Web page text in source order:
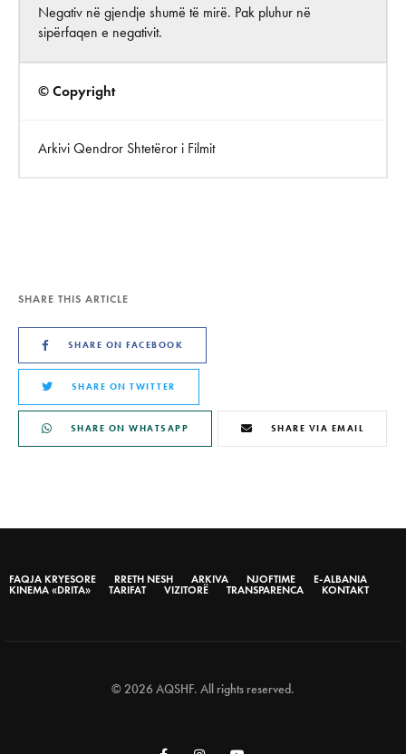
Negativ në gjendje shumë të mirë. Pak pluhur në
sipërfaqen e negativit.
© Copyright
Arkivi Qendror Shtetëror i Filmit
SHARE THIS ARTICLE
SHARE ON FACEBOOK
SHARE ON TWITTER
SHARE ON WHATSAPP SHARE VIA EMAIL
FAQJA KRYESORE RRETH NESH ARKIVA NJOFTIME
E-ALBANIA
KINEMA «DRITA»
TARIFAT VIZITORË TRANSPARENCA KONTAKT
© 2026 AQSHF. All rights reserved.